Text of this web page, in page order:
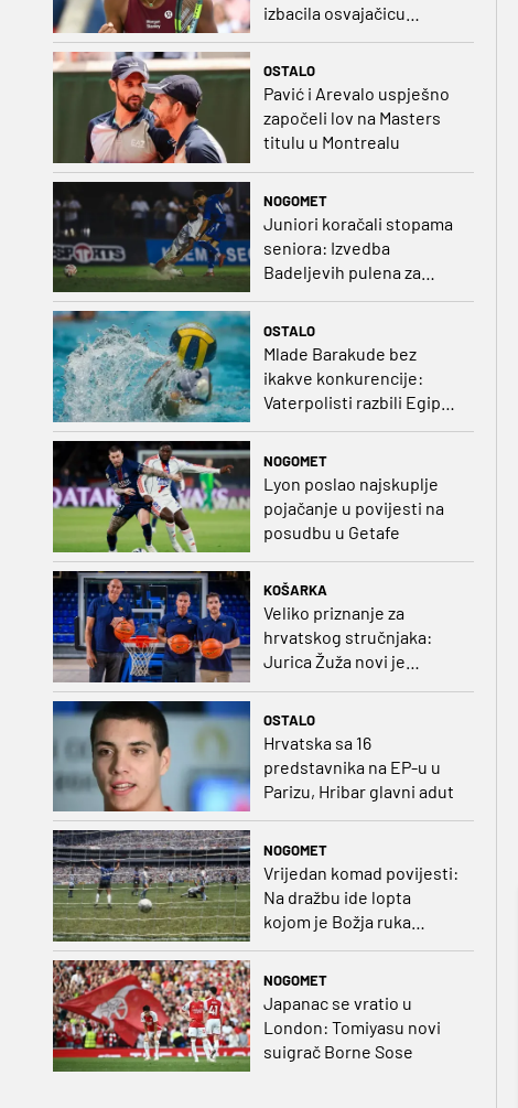
izbacila osvajačicu
OSTALO
Pavić i Arevalo uspješno
započeli lov na Masters
titulu u Montrealu
NOGOMET
Juniori koračali stopama
seniora: Izvedba
Badeljevih pulena za
čistu peticu protiv
OSTALO
Mlade Barakude bez
ikakve konkurencije:
Vaterpolisti razbili Egipat
za polufinale SP-a!
NOGOMET
Lyon poslao najskuplje
pojačanje u povijesti na
posudbu u Getafe
KOŠARKA
Veliko priznanje za
hrvatskog stručnjaka:
Jurica Žuža novi je
OSTALO
Hrvatska sa 16
predstavnika na EP-u u
Parizu, Hribar glavni adut
NOGOMET
Vrijedan komad povijesti:
Na dražbu ide lopta
kojom je Božja ruka
NOGOMET
Japanac se vratio u
London: Tomiyasu novi
suigrač Borne Sose